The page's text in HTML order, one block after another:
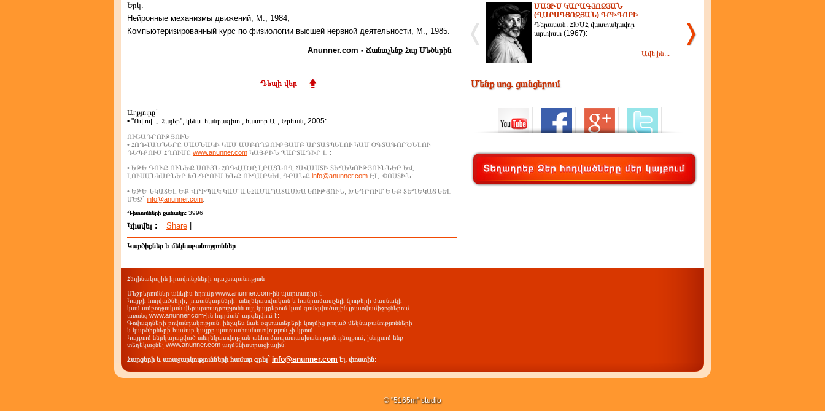
Երկ.
Нейронные механизмы движений, М., 1984;
Компьютеризированный курс по физиологии высшей нервной деятельности, М., 1985.
Anunner.com - Ճանաչենք Հայ Մեծերին
Դեպի վեր
Աղբյուրը`
• "Ով ով է. Հայեր", կենս. հանրագիտ., հատոր Ա., Երևան, 2005:
ՈՒՇԱԴՐՈՒԹՅՈՒՆ
• ՀՈԴՎԱԾՆԵՐԸ ՄԱՍՆԱԿԻ ԿԱՄ ԱՄԲՈՂՋՈՒԹՅԱՄԲ ԱՐՏԱՏՊԵԼՈՒ ԿԱՄ ՕԳՏԱԳՈՐԾԵԼՈՒ
ԴԵՊՔՈՒՄ ՀՂՈՒՄԸ www.anunner.com ԿԱՅՔԻՆ ՊԱՐՏԱԴԻՐ Է :
• ԵԹԵ ԴՈՒՔ ՈՒՆԵՔ ՍՈՒՅՆ ՀՈԴՎԱԾԸ ԼՐԱՑՆՈՂ ՀԱՎԱՍՏԻ ՏԵՂԵԿՈՒԹՅՈՒՆՆԵՐ ԵՎ
ԼՈՒՍԱՆԿԱՐՆԵՐ,ԽՆԴՐՈՒՄ ԵՆՔ ՈՒՂԱՐԿԵԼ ԴՐԱՆՔ info@anunner.com ԷԼ. ՓՈՍՏԻՆ:
• ԵԹԵ ՆԿԱՏԵԼ ԵՔ ՎՐԻՊԱԿ ԿԱՄ ԱՆՀԱՄԱՊԱՏԱՍԽԱՆՈՒԹՅՈՒՆ, ԽՆԴՐՈՒՄ ԵՆՔ ՏԵՂԵԿԱՑՆԵԼ
ՄԵԶ` info@anunner.com:
Դիտումների քանակը: 3996
Կիսվել : Share
Կարծիքներ և մեկնաբանություններ
ՄԱՅԻՍ ԿԱՐԱԳՅՈԶՅԱՆ
(ՂԱՐԱԳՅՈԶՅԱՆ) ԳՐԻԳՈՐԻ
Դերասան: ՀԽՍՀ վաստակավոր
արտիստ (1967):
Ավելին...
Մենք սոց. ցանցերում
Հեղինակային իրավունքների պաշտպանություն
Մեջբերումներ անելիս հղումը www.anunner.com-ին պարտադիր է:
Կայքի հոդվածների, լուսանկարների, տեղեկատվական և հանրամատչելի նյութերի մասնակի
կամ ամբողջական վերարտադրությունն այլ կայքերում կամ զանգվածային լրատվամիջոցներում
առանց www.anunner.com-ին հղղման՝ արգելվում է:
Գովազդների բովանդակության, ինչպես նաև օգտատերերի կողմից թողած մեկնաբանությունների
և կարծիքների համար կայքը պատասխանատվություն չի կրում:
Կայքում ներկայացված տեղեկատվության անհամապատասխանություն դեպքում, խնդրում ենք
տեղեկացնել www.anunner.com ադմենիստրացիային:
Հարցերի և առաջարկությունների համար գրել` info@anunner.com էլ. փոստին:
© "5165m" studio